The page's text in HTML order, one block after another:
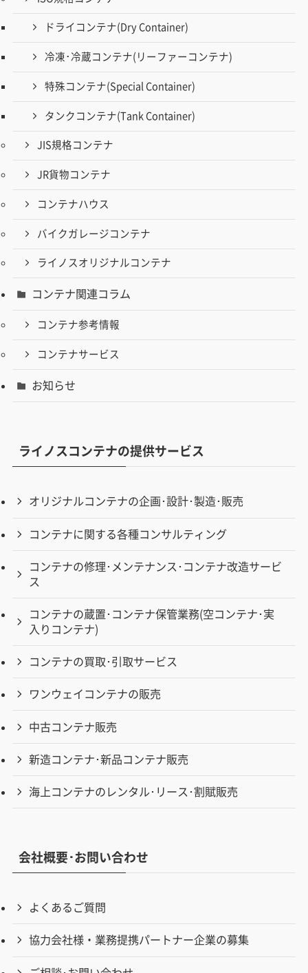
ドライコンテナ(Dry Container)
冷凍･冷蔵コンテナ(リーファーコンテナ)
特殊コンテナ(Special Container)
タンクコンテナ(Tank Container)
JIS規格コンテナ
JR貨物コンテナ
コンテナハウス
バイクガレージコンテナ
ライノスオリジナルコンテナ
コンテナ関連コラム
コンテナ参考情報
コンテナサービス
お知らせ
ライノスコンテナの提供サービス
オリジナルコンテナの企画･設計･製造･販売
コンテナに関する各種コンサルティング
コンテナの修理･メンテナンス･コンテナ改造サービ
ス
コンテナの蔵置･コンテナ保管業務(空コンテナ･実
入りコンテナ)
コンテナの買取･引取サービス
ワンウェイコンテナの販売
中古コンテナ販売
新造コンテナ･新品コンテナ販売
海上コンテナのレンタル･リース･割賦販売
会社概要･お問い合わせ
よくあるご質問
協力会社様・業務提携パートナー企業の募集